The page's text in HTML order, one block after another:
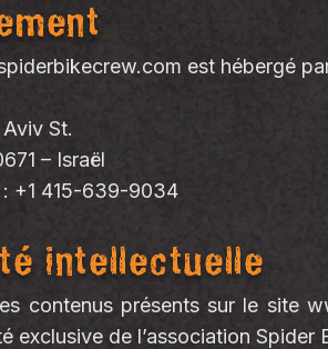
est hébergé
St.
– Israël
: +1 415-639-9034
intellectuelle
contenus présents sur le site
exclusive de l’association